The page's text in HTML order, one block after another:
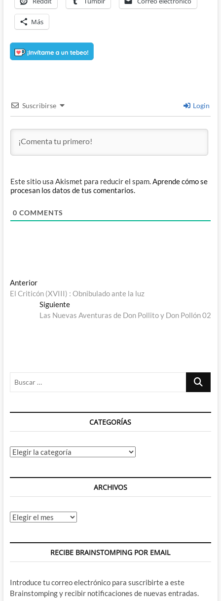
Más
Suscribirse Login
Este sitio usa Akismet para reducir el spam.Aprende cómo se
procesan los datos de tus comentarios.
0 COMMENTS
Navegación
de
entradas
AnteriorEntrada
anterior:
El Criticón (XVIII) : Obnibulado ante la luz
SiguienteEntrada
siguiente:
Las Nuevas Aventuras de Don Pollito y Don Pollón 02
Buscar
CATEGORÍAS
Categorías
ARCHIVOS
Archivos
RECIBE BRAINSTOMPING POR EMAIL
Introduce tu correo electrónico para suscribirte a este
Brainstomping y recibir notificaciones de nuevas entradas.